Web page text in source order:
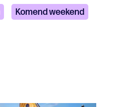
Komend weekend